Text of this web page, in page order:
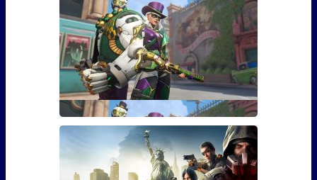
Гайд: Как открыть скин Марди
Гра для Эш из Overwatch
Если вы играли в Overwatch, то наверняка видели
там персона